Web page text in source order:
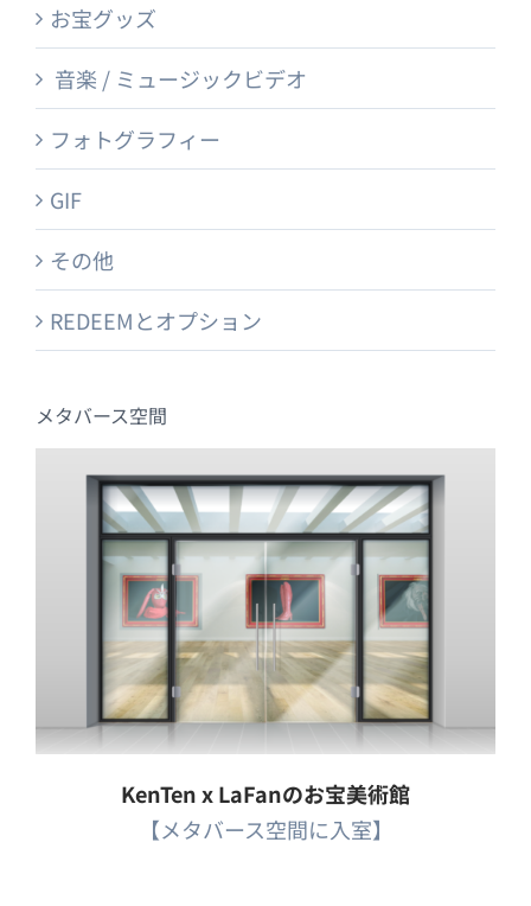
お宝グッズ
音楽 / ミュージックビデオ
フォトグラフィー
GIF
その他
REDEEMとオプション
メタバース空間
KenTen x LaFanのお宝美術館
【メタバース空間に入室】